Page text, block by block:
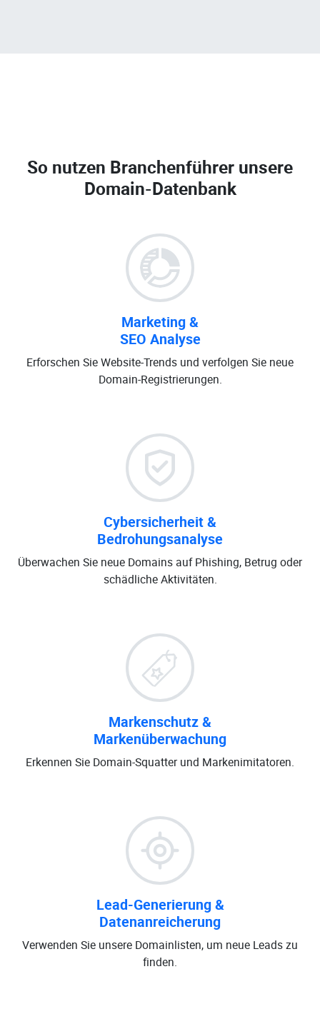
So nutzen Branchenführer unsere
Domain-Datenbank
Marketing &
SEO Analyse
Erforschen Sie Website-Trends und verfolgen Sie neue
Domain-Registrierungen.
Cybersicherheit &
Bedrohungsanalyse
Überwachen Sie neue Domains auf Phishing, Betrug oder
schädliche Aktivitäten.
Markenschutz &
Markenüberwachung
Erkennen Sie Domain-Squatter und Markenimitatoren.
Lead-Generierung &
Datenanreicherung
Verwenden Sie unsere Domainlisten, um neue Leads zu
finden.